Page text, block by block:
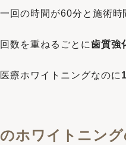
一回の時間が60分と施術時
回数を重ねるごとに歯質強
医療ホワイトニングなのに
ホワイトニン